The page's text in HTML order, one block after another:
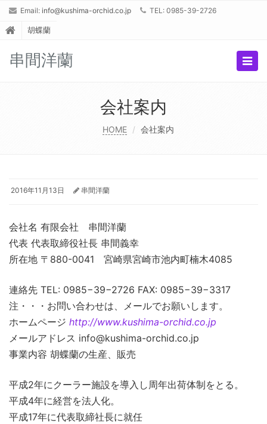
Email: info@kushima-orchid.co.jp TEL: 0985-39-2726
胡蝶蘭
串間洋蘭
会社案内
HOME 会社案内
2016年11月13日 串間洋蘭
会社名 有限会社 串間洋蘭
代表 代表取締役社長 串間義幸
所在地 〒880-0041 宮崎県宮崎市池内町楠木4085
連絡先 TEL: 0985−39−2726 FAX: 0985−39−3317
注・・・お問い合わせは、メールでお願いします。
ホームページ http://www.kushima-orchid.co.jp
メールアドレス info@kushima-orchid.co.jp
事業内容 胡蝶蘭の生産、販売
平成2年にクーラー施設を導入し周年出荷体制をとる。
平成4年に経営を法人化。
平成17年に代表取締社長に就任